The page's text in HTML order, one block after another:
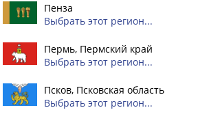
Пенза
Выбрать этот регион...
Пермь, Пермский край
Выбрать этот регион...
Псков, Псковская область
Выбрать этот регион...